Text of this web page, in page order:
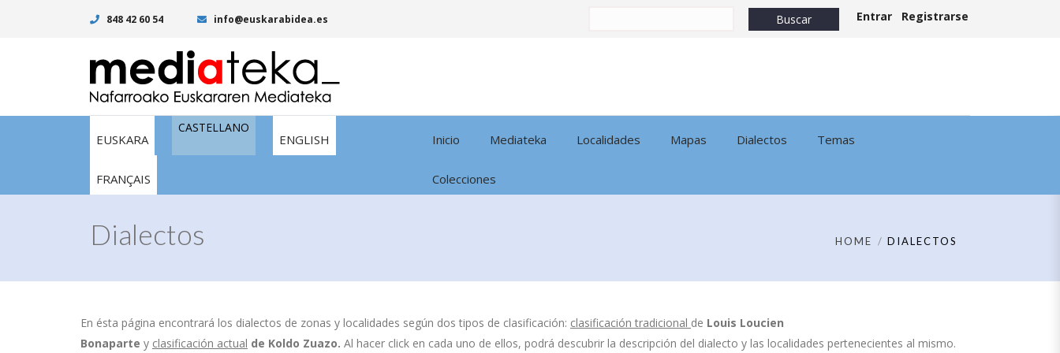
848 42 60 54 info@euskarabidea.es Entrar Registrarse
EUSKARA
CASTELLANO
ENGLISH
FRANÇAIS
Inicio Mediateka Localidades Mapas Dialectos Temas
Colecciones
Dialectos HOME DIALECTOS
En ésta página encontrará los dialectos de zonas y localidades según dos tipos de clasificación: clasificación tradicional de Louis Loucien
Bonaparte y clasificación actual de Koldo Zuazo. Al hacer click en cada uno de ellos, podrá descubrir la descripción del dialecto y las localidades pertenecientes al mismo.